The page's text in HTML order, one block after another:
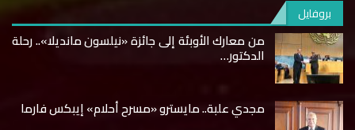
بروفايل
من معارك الأوبئة إلى جائزة «نيلسون مانديلا».. رحلة
الدكتور…
مجدي علبة.. مايسترو «مسرح أحلام» إيبكس فارما